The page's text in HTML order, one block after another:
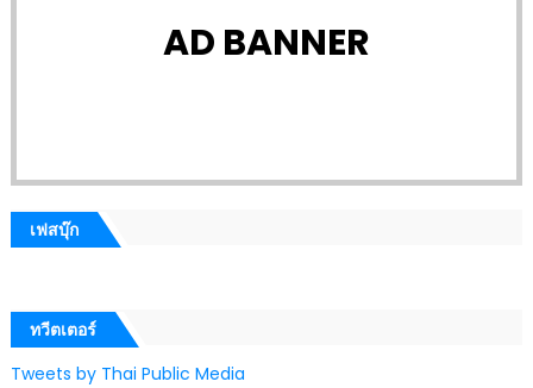
AD BANNER
เฟสบุ๊ก
ทวีตเตอร์
Tweets by Thai Public Media